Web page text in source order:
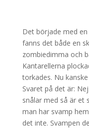
Det började med
fanns det både en
zombiedimma och
Kantarellerna
torkades. Nu
Svaret på det är:
snålar med så är et
man har svamp
det inte. Svampen